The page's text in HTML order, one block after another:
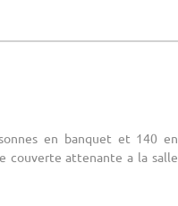
en banquet et 140 en
couverte attenante a la salle